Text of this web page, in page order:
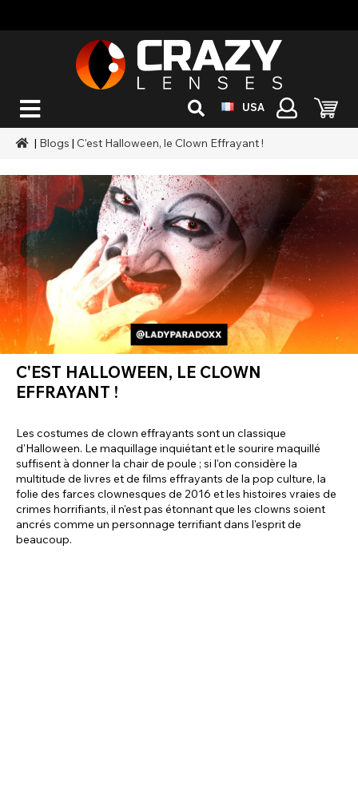
USA
| Blogs | C'est Halloween, le Clown Effrayant !
C'EST HALLOWEEN, LE CLOWN
EFFRAYANT !
Les costumes de clown effrayants sont un classique
d'Halloween. Le maquillage inquiétant et le sourire maquillé
suffisent à donner la chair de poule ; si l'on considère la
multitude de livres et de films effrayants de la pop culture, la
folie des farces clownesques de 2016 et les histoires vraies de
crimes horrifiants, il n'est pas étonnant que les clowns soient
ancrés comme un personnage terrifiant dans l'esprit de
beaucoup.